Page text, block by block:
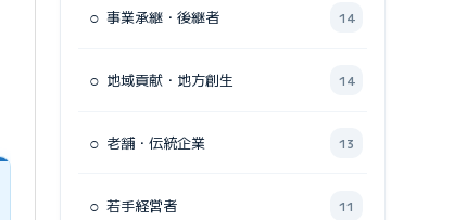
○ 事業承継・後継者 14
○ 地域貢献・地方創生 14
○ 老舗・伝統企業 13
○ 若手経営者 11